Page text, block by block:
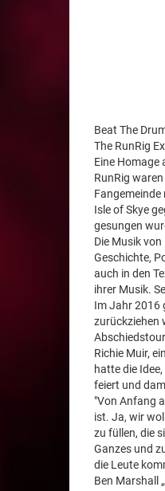
Beat The
The RunRig
Eine Homage
RunRig
Isle of Skye
gesungen
Die Musik
Geschichte,
auch in den
ihrer Musik.
Im Jahr 2016
zurückziehen
Richie Muir,
hatte die
feiert und
"Von Anfang
ist. Ja, wir
zu füllen, die
Ganzes und
die Leute
Ben Marshall